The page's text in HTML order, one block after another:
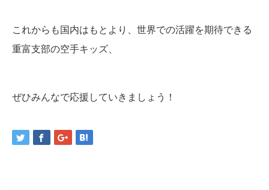
これからも国内はもとより、世界での活躍を期待できる
重富支部の空手キッズ、
ぜひみんなで応援していきましょう！